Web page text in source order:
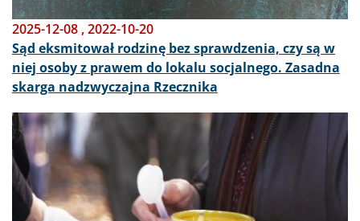
2025-12-08 ,2022-10-20
Sąd eksmitował rodzinę bez sprawdzenia, czy są w
niej osoby z prawem do lokalu socjalnego. Zasadna
skarga nadzwyczajna Rzecznika
Obraz